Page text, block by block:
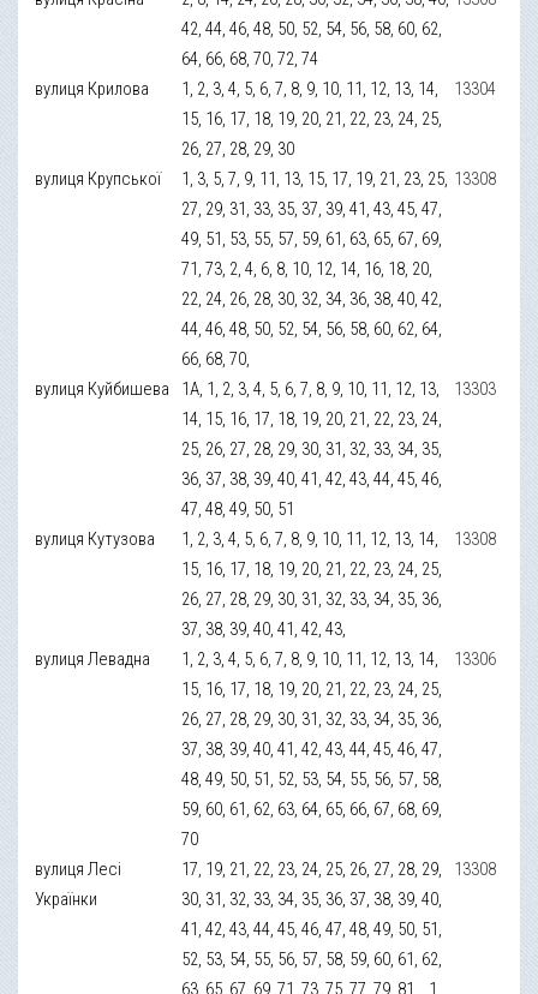
42, 44, 46, 48, 50, 52, 54, 56, 58, 60, 62,
64, 66, 68, 70, 72, 74
вулиця Крилова
1, 2, 3, 4, 5, 6, 7, 8, 9, 10, 11, 12, 13, 14,
15, 16, 17, 18, 19, 20, 21, 22, 23, 24, 25,
26, 27, 28, 29, 30
13304
вулиця Крупської
1, 3, 5, 7, 9, 11, 13, 15, 17, 19, 21, 23, 25,
27, 29, 31, 33, 35, 37, 39, 41, 43, 45, 47,
49, 51, 53, 55, 57, 59, 61, 63, 65, 67, 69,
71, 73, 2, 4, 6, 8, 10, 12, 14, 16, 18, 20,
22, 24, 26, 28, 30, 32, 34, 36, 38, 40, 42,
44, 46, 48, 50, 52, 54, 56, 58, 60, 62, 64,
66, 68, 70,
13308
вулиця Куйбишева
1А, 1, 2, 3, 4, 5, 6, 7, 8, 9, 10, 11, 12, 13,
14, 15, 16, 17, 18, 19, 20, 21, 22, 23, 24,
25, 26, 27, 28, 29, 30, 31, 32, 33, 34, 35,
36, 37, 38, 39, 40, 41, 42, 43, 44, 45, 46,
47, 48, 49, 50, 51
13303
вулиця Кутузова
1, 2, 3, 4, 5, 6, 7, 8, 9, 10, 11, 12, 13, 14,
15, 16, 17, 18, 19, 20, 21, 22, 23, 24, 25,
26, 27, 28, 29, 30, 31, 32, 33, 34, 35, 36,
37, 38, 39, 40, 41, 42, 43,
13308
вулиця Левадна
1, 2, 3, 4, 5, 6, 7, 8, 9, 10, 11, 12, 13, 14,
15, 16, 17, 18, 19, 20, 21, 22, 23, 24, 25,
26, 27, 28, 29, 30, 31, 32, 33, 34, 35, 36,
37, 38, 39, 40, 41, 42, 43, 44, 45, 46, 47,
48, 49, 50, 51, 52, 53, 54, 55, 56, 57, 58,
59, 60, 61, 62, 63, 64, 65, 66, 67, 68, 69,
70
13306
вулиця Лесі
Українки
17, 19, 21, 22, 23, 24, 25, 26, 27, 28, 29,
30, 31, 32, 33, 34, 35, 36, 37, 38, 39, 40,
41, 42, 43, 44, 45, 46, 47, 48, 49, 50, 51,
52, 53, 54, 55, 56, 57, 58, 59, 60, 61, 62,
63, 65, 67, 69, 71, 73, 75, 77, 79, 81, , 1,
13308